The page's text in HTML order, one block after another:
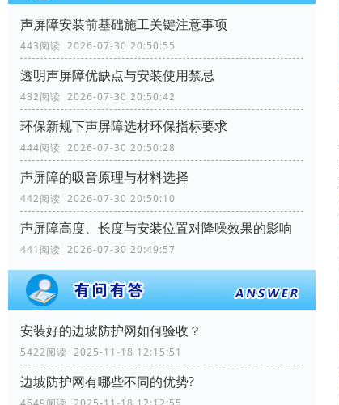
声屏障安装前基础施工关键注意事项
443阅读 2026-07-30 20:50:55
透明声屏障优缺点与安装使用禁忌
432阅读 2026-07-30 20:50:42
环保新规下声屏障选材环保指标要求
444阅读 2026-07-30 20:50:28
声屏障的吸音原理与材料选择
442阅读 2026-07-30 20:50:10
声屏障高度、长度与安装位置对降噪效果的影响
441阅读 2026-07-30 20:49:57
安装好的边坡防护网如何验收？
5422阅读 2025-11-18 12:15:51
边坡防护网有哪些不同的优势?